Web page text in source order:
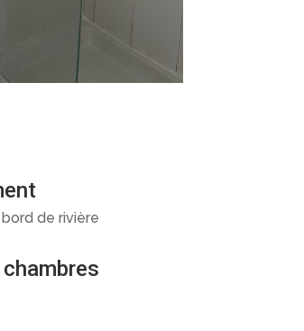
de rivière